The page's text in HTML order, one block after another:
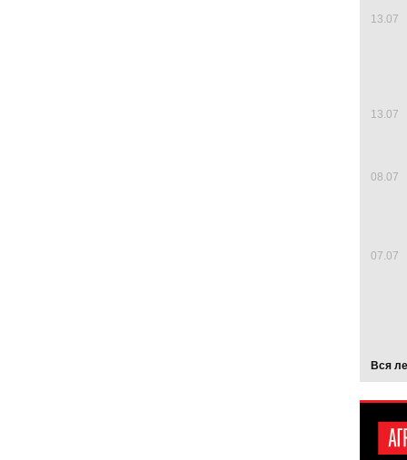
13.07
13.07
08.07
07.07
Вся